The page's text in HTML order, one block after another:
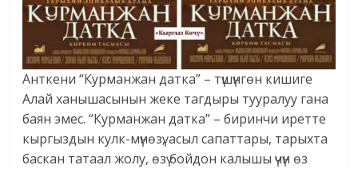
Анткени “Курманжан датка” – түшүнгөн кишиге
Алай ханышасынын жеке тагдыры тууралуу гана
баян эмес. “Курманжан датка” – биринчи иретте
кыргыздын кулк-мүнөзү, асыл сапаттары, тарыхта
баскан татаал жолу, өзү бойдон калышы үчүн өз